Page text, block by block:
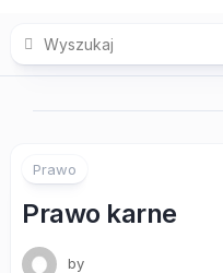
content
Prawo
Prawo karne
by